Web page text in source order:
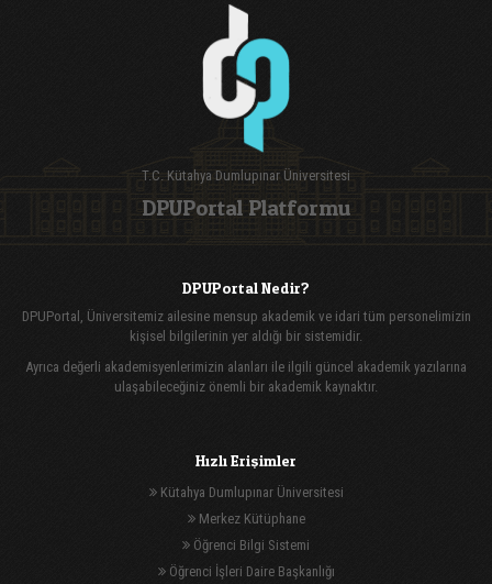
T.C. Kütahya Dumlupınar Üniversitesi
DPUPortal Platformu
DPUPortal Nedir?
DPUPortal, Üniversitemiz ailesine mensup akademik ve idari tüm personelimizin
kişisel bilgilerinin yer aldığı bir sistemidir.
Ayrıca değerli akademisyenlerimizin alanları ile ilgili güncel akademik yazılarına
ulaşabileceğiniz önemli bir akademik kaynaktır.
Hızlı Erişimler
Kütahya Dumlupınar Üniversitesi
Merkez Kütüphane
Öğrenci Bilgi Sistemi
Öğrenci İşleri Daire Başkanlığı